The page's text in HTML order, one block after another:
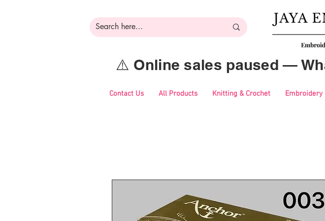
⚠️ Online sales paused —
Contact Us All Products Knitting & Crochet Embroidery